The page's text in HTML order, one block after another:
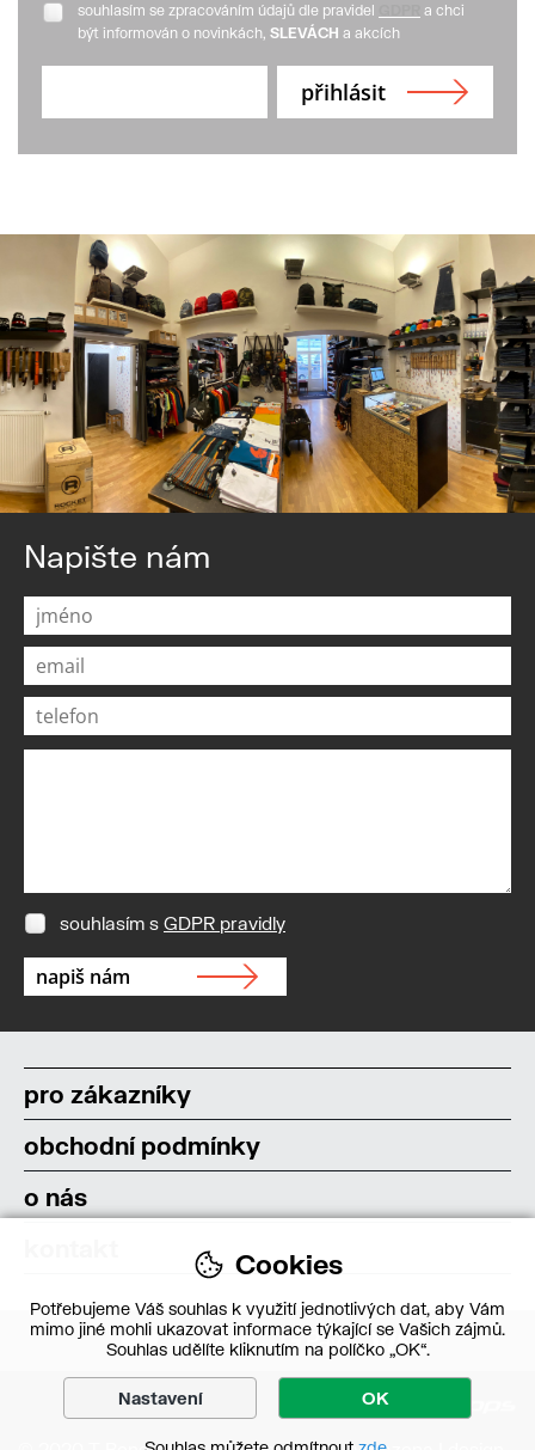
souhlasím se zpracováním údajů dle pravidel
a chci
být informován o novinkách, SLEVÁCH a akcích
Napište nám
souhlasím s GDPR pravidly
pro zákazníky
obchodní podmínky
o nás
Cookies
Potřebujeme Váš souhlas k využití jednotlivých dat, aby Vám
mimo jiné mohli ukazovat informace týkající se Vašich zájmů.
Souhlas udělíte kliknutím na políčko „OK“.
Nastavení OK